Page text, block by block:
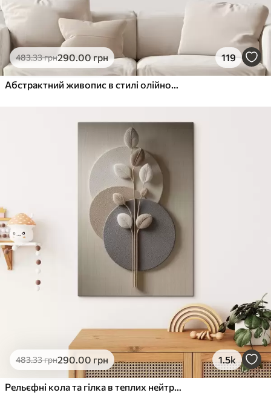
483.33грн290.00грн 119
Абстрактний живопис в стилі олійного живопису
483.33грн290.00 грн 1.5k
Рельєфні кола та гілка в теплих нейтральних тонах